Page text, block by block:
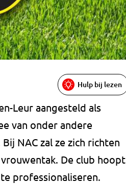
Hulp bij lezen
Leur aangesteld als
van onder andere
NAC zal ze zich richten
De club hoopt
professionaliseren.